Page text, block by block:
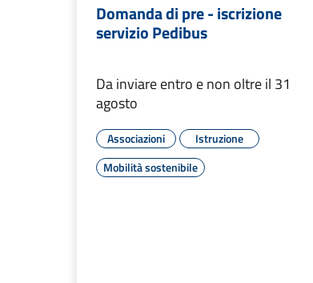
Domanda di pre - iscrizione
servizio Pedibus
Da inviare entro e non oltre il 31
agosto
Associazioni
Istruzione
Mobilità sostenibile